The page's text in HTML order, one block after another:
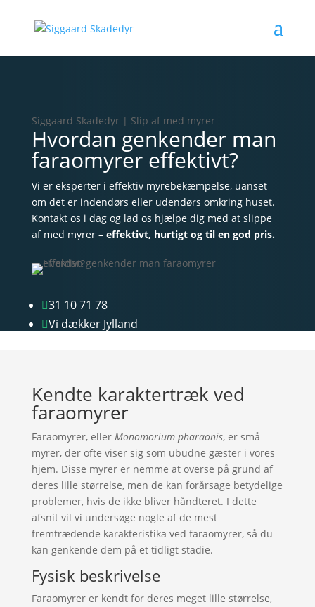
Siggaard Skadedyr | Slip af med myrer
Hvordan genkender man
faraomyrer effektivt?
Vi er eksperter i effektiv myrebekæmpelse, uanset
om det er indendørs eller udendørs omkring huset.
Kontakt os i dag og lad os hjælpe dig med at slippe
af med myrer – effektivt, hurtigt og til en god pris.
31 10 71 78
Vi dækker Jylland
Kendte karaktertræk ved
faraomyrer
Faraomyrer, eller Monomorium pharaonis, er små
myrer, der ofte viser sig som ubudne gæster i vores
hjem. Disse myrer er nemme at overse på grund af
deres lille størrelse, men de kan forårsage betydelige
problemer, hvis de ikke bliver håndteret. I dette
afsnit vil vi undersøge nogle af de mest
fremtrædende karakteristika ved faraomyrer, så du
kan genkende dem på et tidligt stadie.
Fysisk beskrivelse
Faraomyrer er kendt for deres meget lille størrelse,